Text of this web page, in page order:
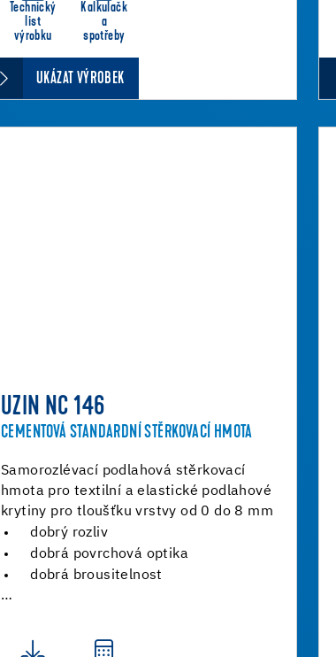
Technický
list
výrobku
Kalkulačk
a
spotřeby
UKÁZAT VÝROBEK
UZIN NC 146
CEMENTOVÁ STANDARDNÍ STĚRKOVACÍ HMOTA
Samorozlévací podlahová stěrkovací
hmota pro textilní a elastické podlahové
krytiny pro tloušťku vrstvy od 0 do 8 mm
dobrý rozliv
dobrá povrchová optika
dobrá brousitelnost
…